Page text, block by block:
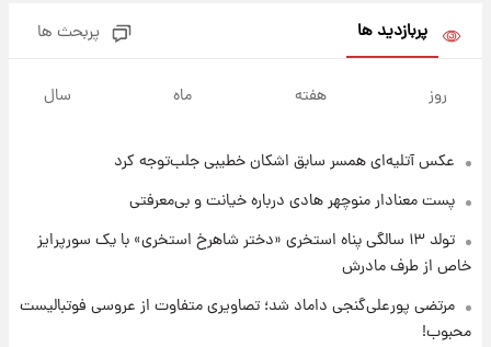
۱ روز پیش
پربازدید ها پربحث ها
روز هفته ماه سال
عکس‌ آتلیه‌ای همسر سابق اشکان خطیبی جلب‌توجه کرد
پست معنادار منوچهر هادی درباره خیانت و بی‌معرفتی
تولد ۱۳ سالگی پناه استخری «دختر شاهرخ استخری» با یک سورپرایز
خاص از طرف مادرش
مرتضی پورعلی‌گنجی داماد شد؛ تصاویری متفاوت از عروسی فوتبالیست
محبوب!